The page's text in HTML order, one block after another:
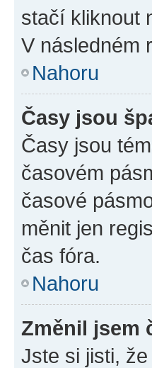
stačí kliknout
V následném
Nahoru
Časy jsou
Časy jsou
časovém
časové
měnit jen
čas fóra.
Nahoru
Změnil jsem
Jste si jisti,